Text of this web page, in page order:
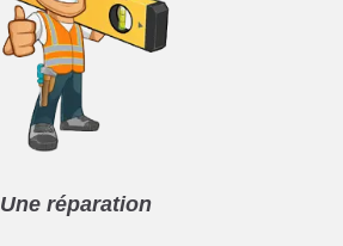
Une réparation